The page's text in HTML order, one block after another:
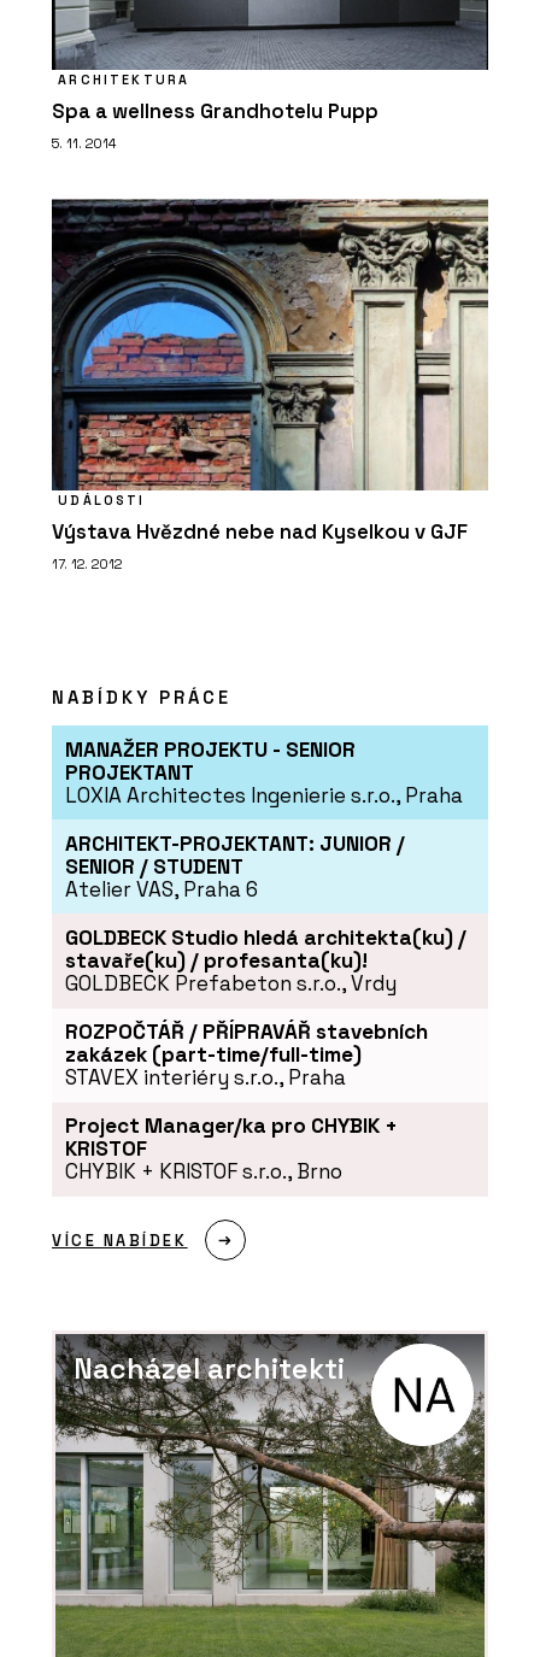
PRODUKTY
Tvrzený kámen Calacatta Olympos -
TechniStone
PRODUKTY
Tvrzený Kámen Noble Concrete Grey -
TechniStone
PRODUKTY
Tvrzený kámen Noble Quartzite -
ARCHITEKTURA
Spa a wellness Grandhotelu Pupp
5. 11. 2014
UDÁLOSTI
Výstava Hvězdné nebe nad Kyselkou v GJF
17. 12. 2012
NABÍDKY PRÁCE
MANAŽER PROJEKTU - SENIOR
PROJEKTANT
LOXIA Architectes Ingenierie s.r.o., Praha
ARCHITEKT-PROJEKTANT: JUNIOR /
SENIOR / STUDENT
Atelier VAS, Praha 6
GOLDBECK Studio hledá architekta(ku) /
stavaře(ku) / profesanta(ku)!
GOLDBECK Prefabeton s.r.o., Vrdy
ROZPOČTÁŘ / PŘÍPRAVÁŘ stavebních
zakázek (part-time/full-time)
STAVEX interiéry s.r.o., Praha
Project Manager/ka pro CHYBIK +
KRISTOF
CHYBIK + KRISTOF s.r.o., Brno
VÍCE NABÍDEK
Nacházel architekti